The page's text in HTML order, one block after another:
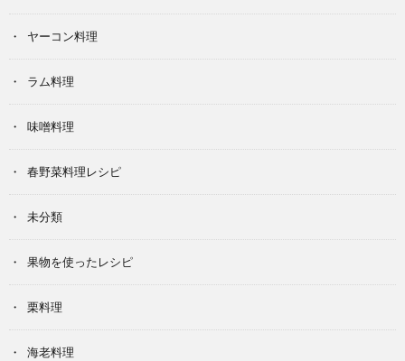
ヤーコン料理
ラム料理
味噌料理
春野菜料理レシピ
未分類
果物を使ったレシピ
栗料理
海老料理